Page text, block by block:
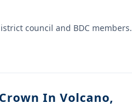
council and BDC members.
In Volcano,